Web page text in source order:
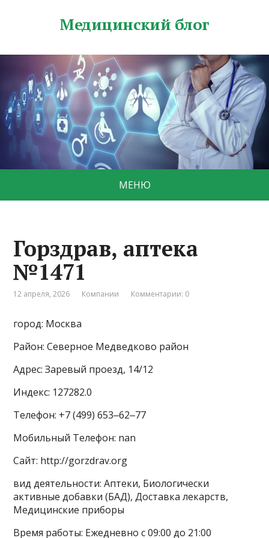
Медицинский блог
МЕНЮ
Горздрав, аптека
№1471
12 апреля, 2026 Компании Комментарии: 0
город: Москва
Район: Северное Медведково район
Адрес: Заревый проезд, 14/12
Индекс: 127282.0
Телефон: +7 (499) 653‒62‒77
Мобильный Телефон: nan
Сайт: http://gorzdrav.org
вид деятельности: Аптеки, Биологически
активные добавки (БАД), Доставка лекарств,
Медицинские приборы
Время работы: Ежедневно с 09:00 до 21:00